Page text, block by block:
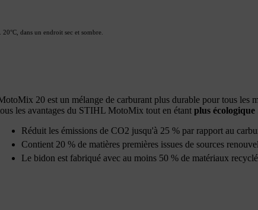
dans un endroit sec et sombre.
20 est un mélange de carburant plus durable pour tous les
les avantages du STIHL MotoMix tout en étantplus écologique
Réduit les émissions de CO2 jusqu'à 25 % par rapport au
Contient 20 % de matières premières issues de sources
Le bidon est fabriqué avec au moins 50 % de matériaux